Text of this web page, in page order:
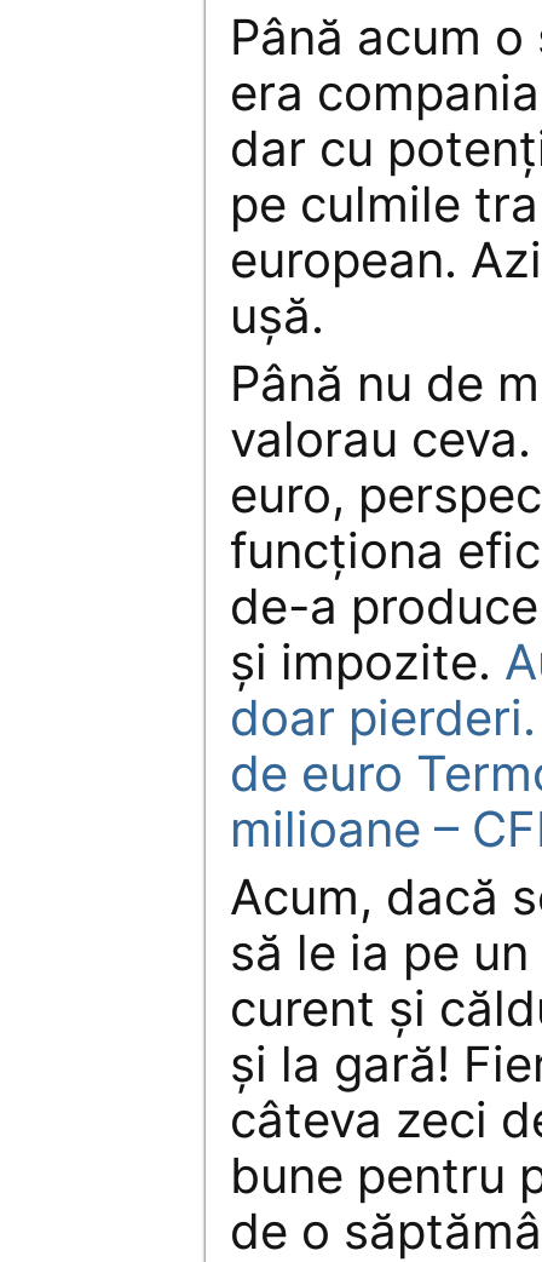
Până acum
era
dar cu
pe culmile
european.
uşă.
Până nu de
valorau
euro,
funcţiona
de-a
şi impozite.
doar
de euro
milioane –
Acum, dacă
să le ia pe
curent şi
şi la gară!
câteva zeci
bune pentru
de o